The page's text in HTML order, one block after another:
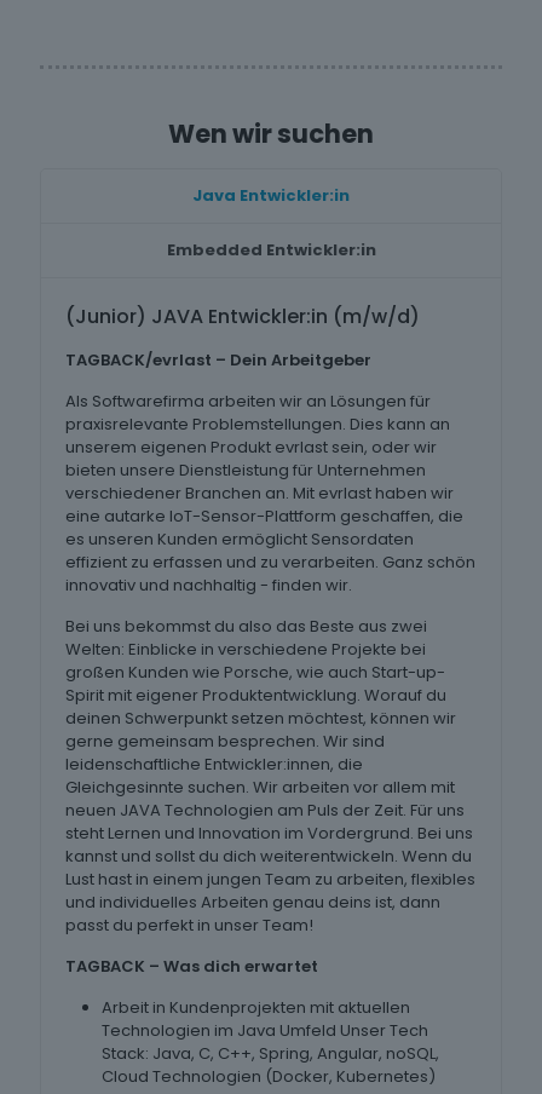
Wen wir suchen
Java Entwickler:in
Embedded Entwickler:in
(Junior) JAVA Entwickler:in (m/w/d)
TAGBACK/evrlast – Dein Arbeitgeber
Als Softwarefirma arbeiten wir an Lösungen für
praxisrelevante Problemstellungen. Dies kann an
unserem eigenen Produkt evrlast sein, oder wir
bieten unsere Dienstleistung für Unternehmen
verschiedener Branchen an. Mit evrlast haben wir
eine autarke IoT-Sensor-Plattform geschaffen, die
es unseren Kunden ermöglicht Sensordaten
effizient zu erfassen und zu verarbeiten. Ganz schön
innovativ und nachhaltig - finden wir.
Bei uns bekommst du also das Beste aus zwei
Welten: Einblicke in verschiedene Projekte bei
großen Kunden wie Porsche, wie auch Start-up-
Spirit mit eigener Produktentwicklung. Worauf du
deinen Schwerpunkt setzen möchtest, können wir
gerne gemeinsam besprechen. Wir sind
leidenschaftliche Entwickler:innen, die
Gleichgesinnte suchen. Wir arbeiten vor allem mit
neuen JAVA Technologien am Puls der Zeit. Für uns
steht Lernen und Innovation im Vordergrund. Bei uns
kannst und sollst du dich weiterentwickeln. Wenn du
Lust hast in einem jungen Team zu arbeiten, flexibles
und individuelles Arbeiten genau deins ist, dann
passt du perfekt in unser Team!
TAGBACK – Was dich erwartet
Arbeit in Kundenprojekten mit aktuellen
Technologien im Java Umfeld Unser Tech
Stack: Java, C, C++, Spring, Angular, noSQL,
Cloud Technologien (Docker, Kubernetes)